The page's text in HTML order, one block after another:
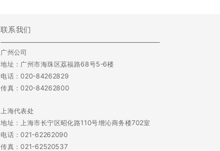
联系我们
广州公司
地址：广州市海珠区荔福路68号5-6楼
电话：020-84262829
传真：020-84262800
上海代表处
地址：上海市长宁区昭化路110号增沁商务楼702室
电话：021-62262090
传真：021-62520537